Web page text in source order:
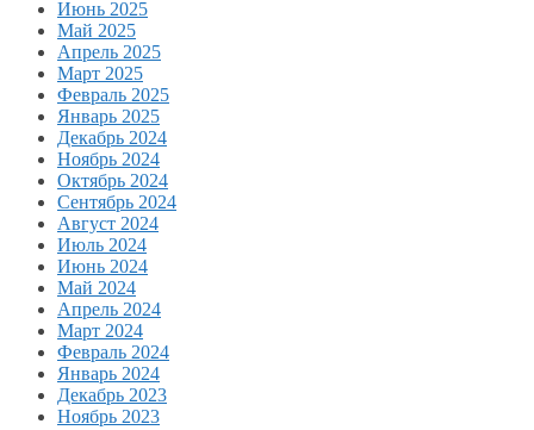
Июнь 2025
Май 2025
Апрель 2025
Март 2025
Февраль 2025
Январь 2025
Декабрь 2024
Ноябрь 2024
Октябрь 2024
Сентябрь 2024
Август 2024
Июль 2024
Июнь 2024
Май 2024
Апрель 2024
Март 2024
Февраль 2024
Январь 2024
Декабрь 2023
Ноябрь 2023